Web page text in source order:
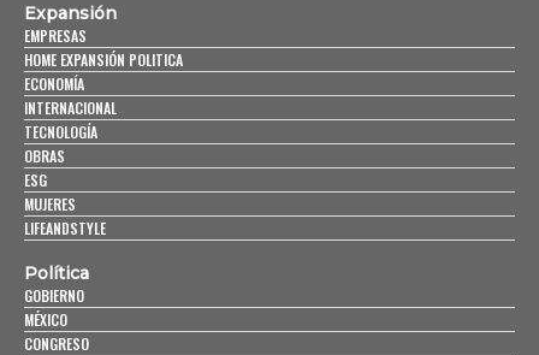
Expansión
EMPRESAS
HOME EXPANSIÓN POLITICA
ECONOMÍA
INTERNACIONAL
TECNOLOGÍA
OBRAS
ESG
MUJERES
LIFEANDSTYLE
Política
GOBIERNO
MÉXICO
CONGRESO